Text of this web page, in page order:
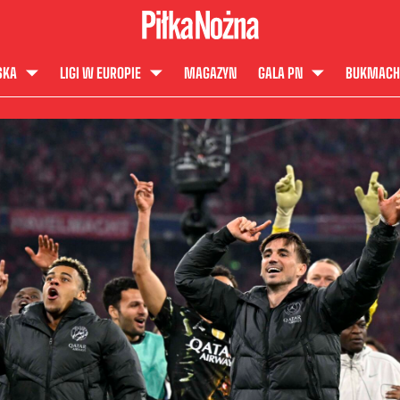
LIGI W EUROPIE MAGAZYN GALA PN